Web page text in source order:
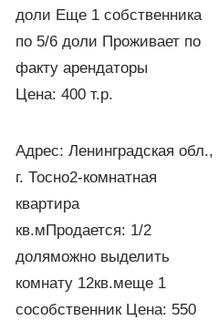
доли Еще 1 собственника
по 5/6 доли Проживает по
факту арендаторы
Цена: 400 т.р.
Адрес: Ленинградская обл.,
г. Тосно2-комнатная
квартира
кв.мПродается: 1/2
доляможно выделить
комнату 12кв.меще 1
сособственник Цена: 550